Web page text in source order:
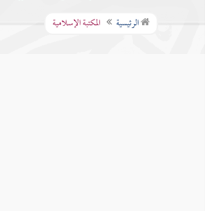
الرئيسية المكتبة الإسلامية